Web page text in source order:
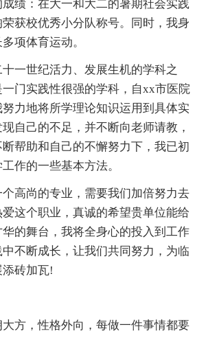
绩：在大一和大二的暑期社会实践
获校优秀小分队称号。同时，我身
项体育运动。
一世纪活力、发展生机的学科之
门实践性很强的学科，自xx市医院
力地将所学理论知识运用到具体实
自己的不足，并不断向老师请教，
帮助和自己的不懈努力下，我已初
作的一些基本方法。
高尚的专业，需要我们加倍努力去
这个职业，真诚的希望贵单位能给
的舞台，我将全身心的投入到工作
不断成长，让我们共同努力，为临
砖加瓦!
方，性格外向，每做一件事情都要